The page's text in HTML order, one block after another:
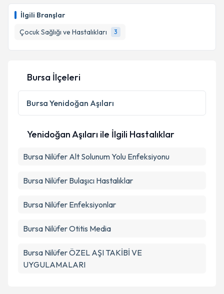
İlgili Branşlar
Çocuk Sağlığı ve Hastalıkları
3
Bursa İlçeleri
Bursa Yenidoğan Aşıları
Yenidoğan Aşıları ile İlgili Hastalıklar
Bursa Nilüfer Alt Solunum Yolu Enfeksiyonu
Bursa Nilüfer Bulaşıcı Hastalıklar
Bursa Nilüfer Enfeksiyonlar
Bursa Nilüfer Otitis Media
Bursa Nilüfer ÖZEL AŞI TAKİBİ VE
UYGULAMALARI